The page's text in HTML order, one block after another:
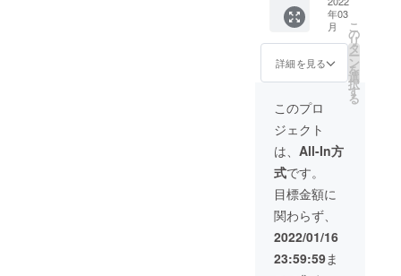
が変わ
りま
す。
年2月中
旬よ
申込み
順に発
送のス
タート
してお
りま
す。"
がござ
いま
す。 ※
モニ
ター上
際の革
なる場
合がご
す。 ※
革はそ
の時の
ロット
ごとに
が異な
ソン×1
点 ・外
箱あり
※仕様、
デザイ
なる場
ざいま
す。 ※
想定以
上の受
注を頂
いた場
合、納
品予定
る場合
25%0F
F →
25245
円（税
込）で
【商品
単品
15000×
2 ＋ 送
料600 =
30600
（3366
0）(税
込)】 ・
ネオ
ギャル
ソン×2
年03
月
詳細を見る
こ
の
リ
タ
ー
ン
を
選
択
す
る
このプロ
ジェクト
は、 All-In方
式です。
目標金額に
関わらず、
2022/01/16
23:59:59ま